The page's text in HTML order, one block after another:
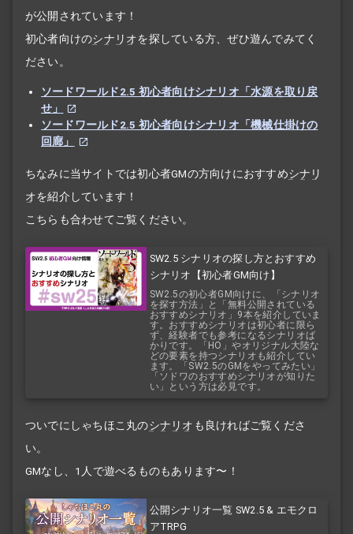
が公開されています！
初心者向けのシナリオを探している方、ぜひ遊んでみてく
ださい。
ソードワールド2.5 初心者向けシナリオ「水源を取り戻
せ」
ソードワールド2.5 初心者向けシナリオ「機械仕掛けの
回廊」
ちなみに当サイトでは初心者GMの方向けにおすすめシナリ
オを紹介しています！
こちらも合わせてご覧ください。
SW2.5 シナリオの探し方とおすすめ
シナリオ【初心者GM向け】
SW2.5の初心者GM向けに、「シナリオ
を探す方法」と「無料公開されている
おすすめシナリオ」9本を紹介していま
す。おすすめシナリオは初心者に限ら
ず、経験者でも参考になるシナリオば
かりです。「HO」やオリジナル大陸な
どの要素を持つシナリオも紹介してい
ます。「SW2.5のGMをやってみたい」
「ソドワのおすすめシナリオが知りた
い」という方は必見です。
ついでにしゃちほこ丸のシナリオ も良ければご覧くださ
い。
GMなし、1人で遊べるものもあります〜！
公開シナリオ一覧 SW2.5 & エモクロ
アTRPG